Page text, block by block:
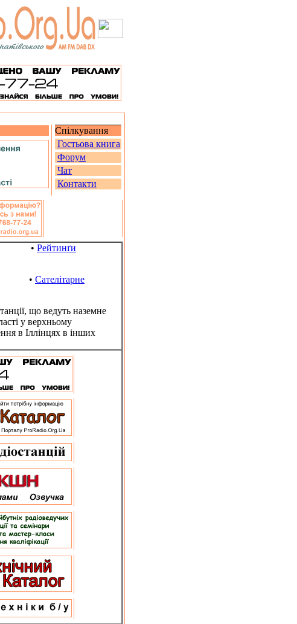
Спілкування
Гостьова книга
Форум
Чат
Контакти
• Рейтинґи
• Сателітарне
що ведуть наземне
у верхньому
в Іллінцях в інших